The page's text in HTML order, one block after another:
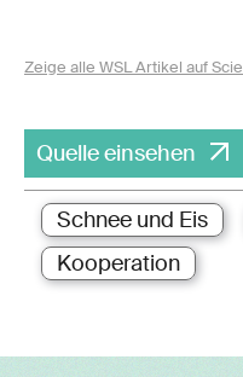
Zeige alle WSL Artikel auf
Quelle einsehen
Schnee und Eis
Kooperation